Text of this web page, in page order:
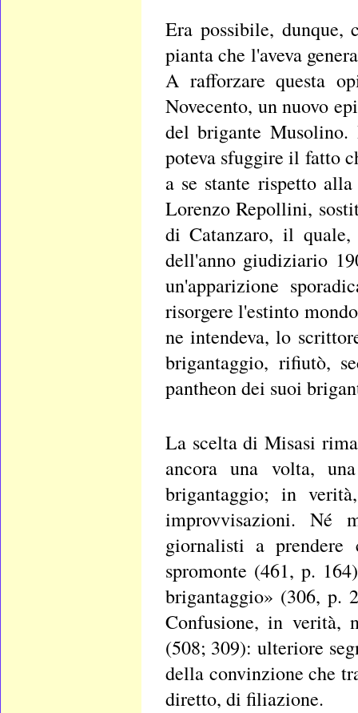
Era possibile, dunque,
pianta che l'aveva
A rafforzare questa
Novecento, un nuovo
del brigante
poteva sfuggire il fatto
a se stante rispetto
Lorenzo Repollini,
di Catanzaro, il
dell'anno giudiziario
un'apparizione
risorgere l'estinto
ne intendeva, lo
brigantaggio, rifiutò,
pantheon dei suoi
La scelta di Misasi
ancora una volta,
brigantaggio; in
improvvisazioni. Né
giornalisti a
spromonte (461, p.
brigantaggio» (306, p.
Confusione, in verità,
(508; 309): ulteriore
della convinzione che
diretto, di filiazione.